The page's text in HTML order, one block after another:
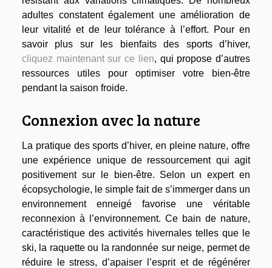
adultes constatent également une amélioration de
leur vitalité et de leur tolérance à l’effort. Pour en
savoir plus sur les bienfaits des sports d’hiver,
cliquez maintenant sur ce lien, qui propose d’autres
ressources utiles pour optimiser votre bien-être
pendant la saison froide.
Connexion avec la nature
La pratique des sports d’hiver, en pleine nature, offre
une expérience unique de ressourcement qui agit
positivement sur le bien-être. Selon un expert en
écopsychologie, le simple fait de s’immerger dans un
environnement enneigé favorise une véritable
reconnexion à l’environnement. Ce bain de nature,
caractéristique des activités hivernales telles que le
ski, la raquette ou la randonnée sur neige, permet de
réduire le stress, d’apaiser l’esprit et de régénérer